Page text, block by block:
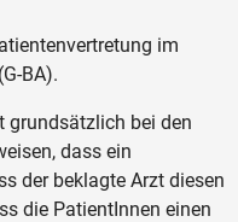
im
BA).
grundsätzlich bei den
dass ein
der beklagte Arzt diesen
die PatientInnen einen